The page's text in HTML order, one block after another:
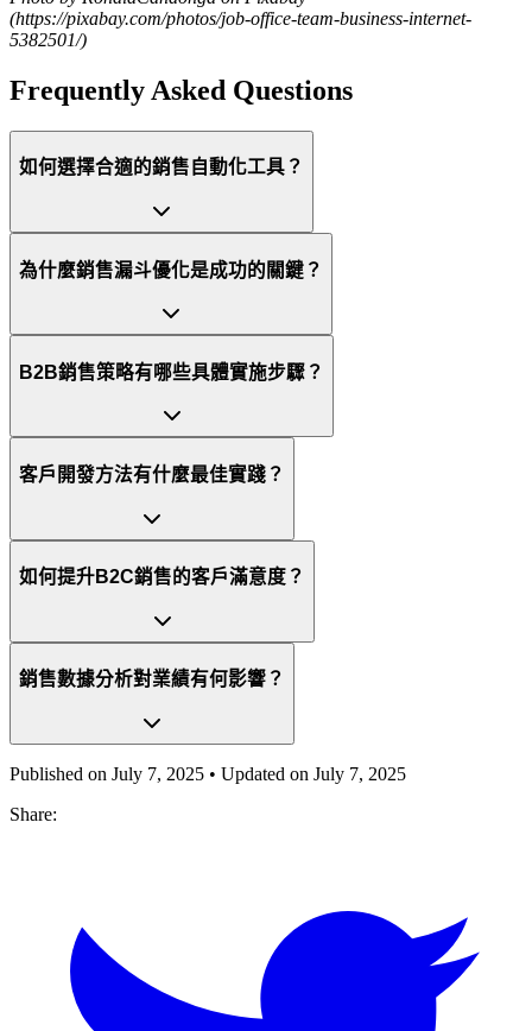
(https://pixabay.com/photos/job-office-team-business-internet-
5382501/)
Frequently Asked Questions
如何選擇合適的銷售自動化工具？
為什麼銷售漏斗優化是成功的關鍵？
B2B銷售策略有哪些具體實施步驟？
客戶開發方法有什麼最佳實踐？
如何提升B2C銷售的客戶滿意度？
銷售數據分析對業績有何影響？
Published on July 7, 2025 • Updated on July 7, 2025
Share: